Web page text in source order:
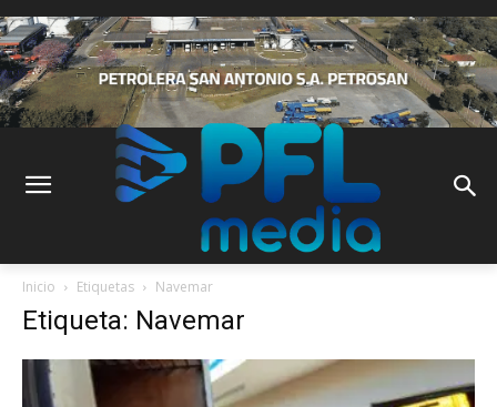
Inicio Etiquetas Navemar
Etiqueta: Navemar